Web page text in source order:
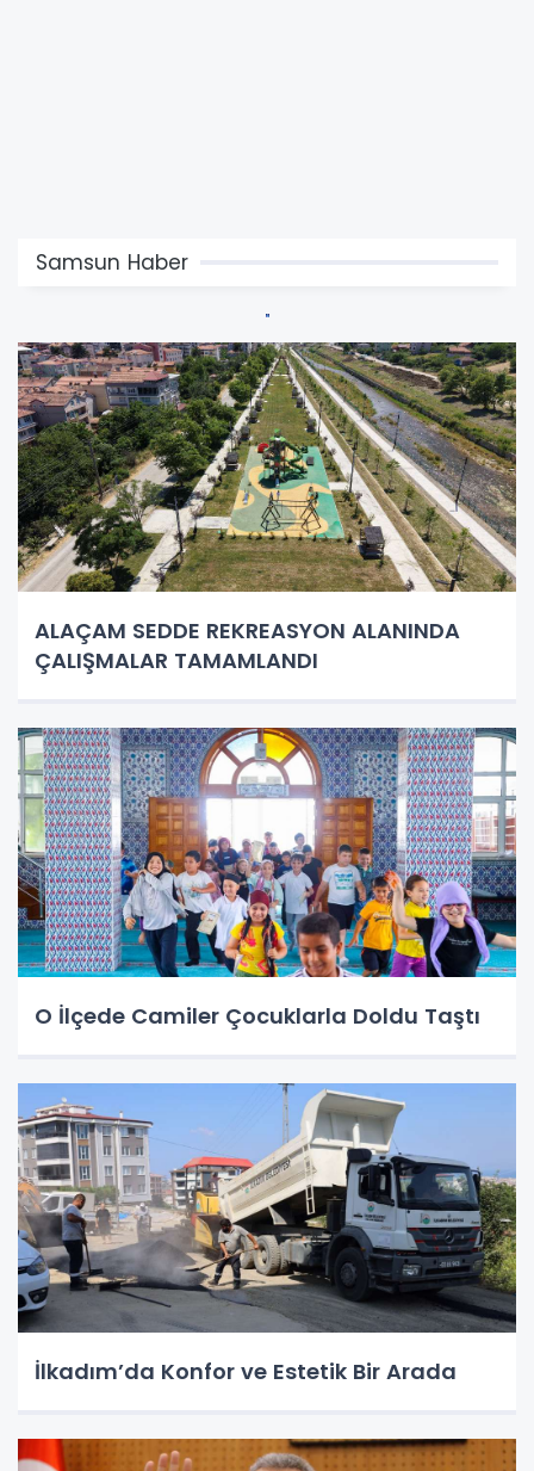
Samsun Haber
ALAÇAM SEDDE REKREASYON ALANINDA
ÇALIŞMALAR TAMAMLANDI
O İlçede Camiler Çocuklarla Doldu Taştı
İlkadım’da Konfor ve Estetik Bir Arada